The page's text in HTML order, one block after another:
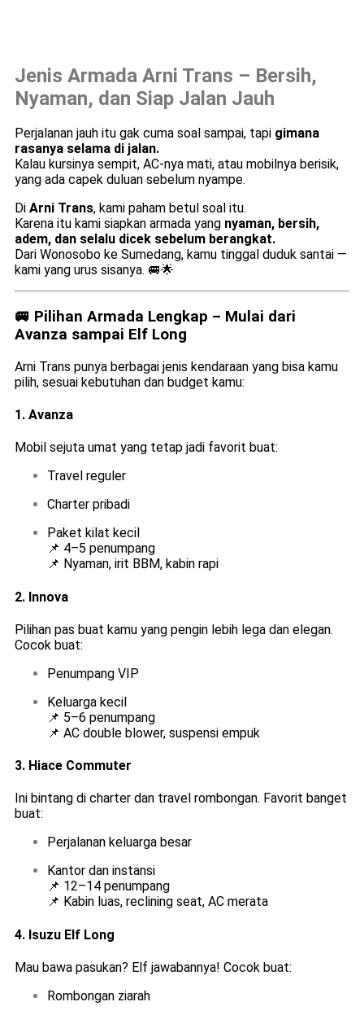
Jenis Armada Arni Trans – Bersih,
Nyaman, dan Siap Jalan Jauh
Perjalanan jauh itu gak cuma soal sampai, tapi gimana
rasanya selama di jalan.
Kalau kursinya sempit, AC-nya mati, atau mobilnya berisik,
yang ada capek duluan sebelum nyampe.
Di Arni Trans, kami paham betul soal itu.
Karena itu kami siapkan armada yang nyaman, bersih,
adem, dan selalu dicek sebelum berangkat.
Dari Wonosobo ke Sumedang, kamu tinggal duduk santai —
kami yang urus sisanya. 🚐🌟
🚐 Pilihan Armada Lengkap – Mulai dari
Avanza sampai Elf Long
Arni Trans punya berbagai jenis kendaraan yang bisa kamu
pilih, sesuai kebutuhan dan budget kamu:
1. Avanza
Mobil sejuta umat yang tetap jadi favorit buat:
Travel reguler
Charter pribadi
Paket kilat kecil
📌 4–5 penumpang
📌 Nyaman, irit BBM, kabin rapi
2. Innova
Pilihan pas buat kamu yang pengin lebih lega dan elegan.
Cocok buat:
Penumpang VIP
Keluarga kecil
📌 5–6 penumpang
📌 AC double blower, suspensi empuk
3. Hiace Commuter
Ini bintang di charter dan travel rombongan. Favorit banget
buat:
Perjalanan keluarga besar
Kantor dan instansi
📌 12–14 penumpang
📌 Kabin luas, reclining seat, AC merata
4. Isuzu Elf Long
Mau bawa pasukan? Elf jawabannya! Cocok buat:
Rombongan ziarah